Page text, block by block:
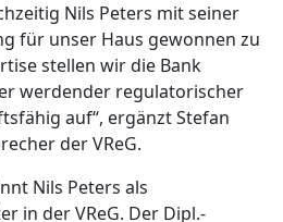
Nils Peters mit seiner
für unser Haus gewonnen zu
stellen wir die Bank
werdender regulatorischer
auf“, ergänzt Stefan
der VReG.
Nils Peters als
in der VReG. Der Dipl.-